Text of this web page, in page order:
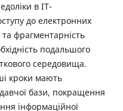
в ІТ-
до електронних
та фрагментарність
подальшого
середовища.
кроки мають
бази, покращення
інформаційної